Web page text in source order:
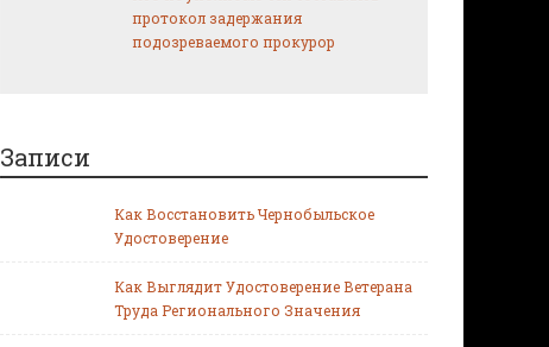
протокол задержания
подозреваемого прокурор
Записи
Как Восстановить Чернобыльское
Удостоверение
Как Выглядит Удостоверение Ветерана
Труда Регионального Значения